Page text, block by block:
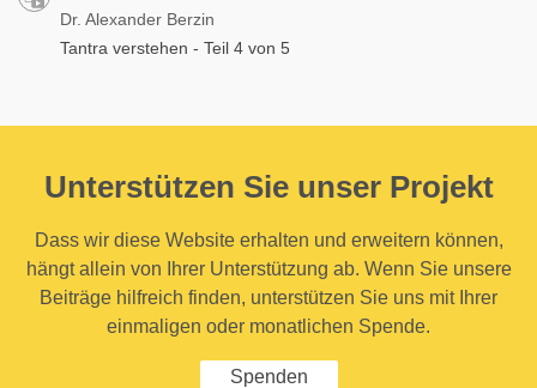
Dr. Alexander Berzin
Tantra verstehen - Teil 4 von 5
Unterstützen Sie unser Projekt
Dass wir diese Website erhalten und erweitern können,
hängt allein von Ihrer Unterstützung ab. Wenn Sie unsere
Beiträge hilfreich finden, unterstützen Sie uns mit Ihrer
einmaligen oder monatlichen Spende.
Spenden